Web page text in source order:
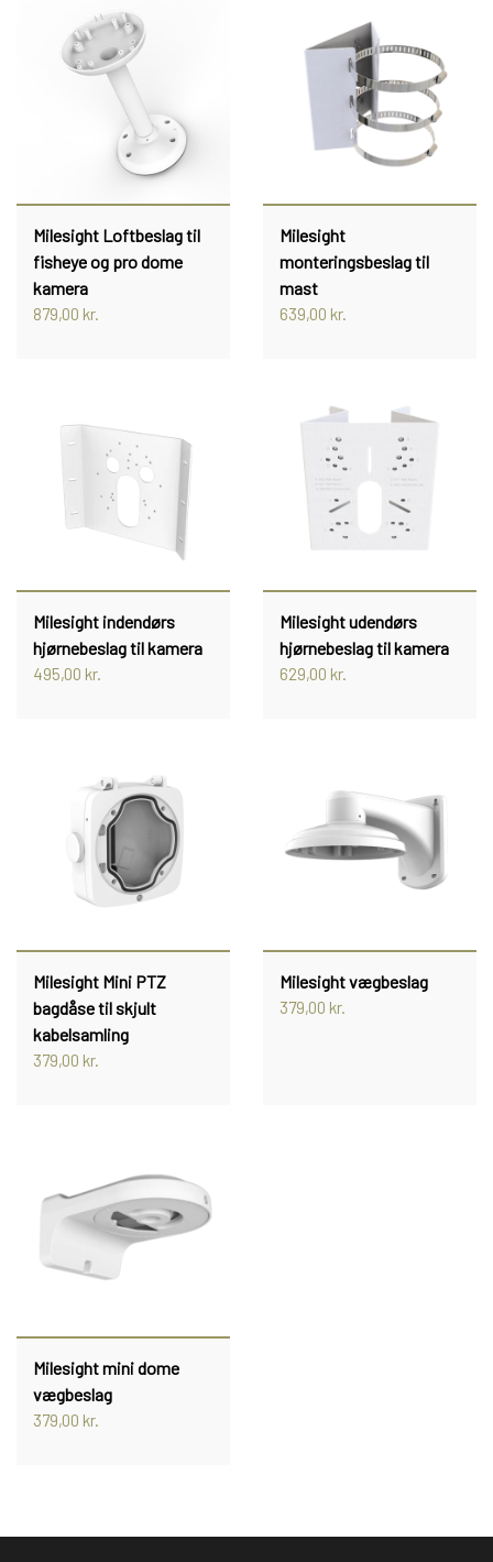
Milesight Loftbeslag til
fisheye og pro dome
kamera
879,00 kr.
Milesight
monteringsbeslag til
mast
639,00 kr.
Milesight indendørs
hjørnebeslag til kamera
495,00 kr.
Milesight udendørs
hjørnebeslag til kamera
629,00 kr.
Milesight Mini PTZ
bagdåse til skjult
kabelsamling
379,00 kr.
Milesight vægbeslag
379,00 kr.
Milesight mini dome
vægbeslag
379,00 kr.